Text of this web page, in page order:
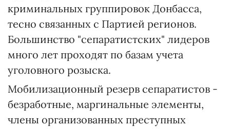
криминальных группировок Донбасса,
тесно связанных с Партией регионов.
Большинство "сепаратистских" лидеров
много лет проходят по базам учета
уголовного розыска.
Мобилизационный резерв сепаратистов -
безработные, маргинальные элементы,
члены организованных преступных